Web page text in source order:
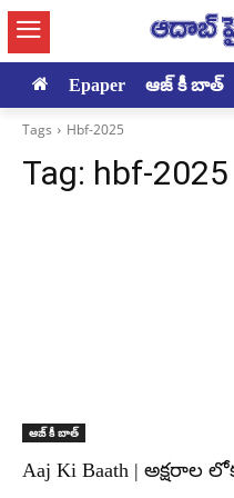
Epaper ఆజ్ కీ బాత్
Tags Hbf-2025
Tag: hbf-2025
ఆజ్ కీ బాత్
Aaj Ki Baath | అక్షరాల